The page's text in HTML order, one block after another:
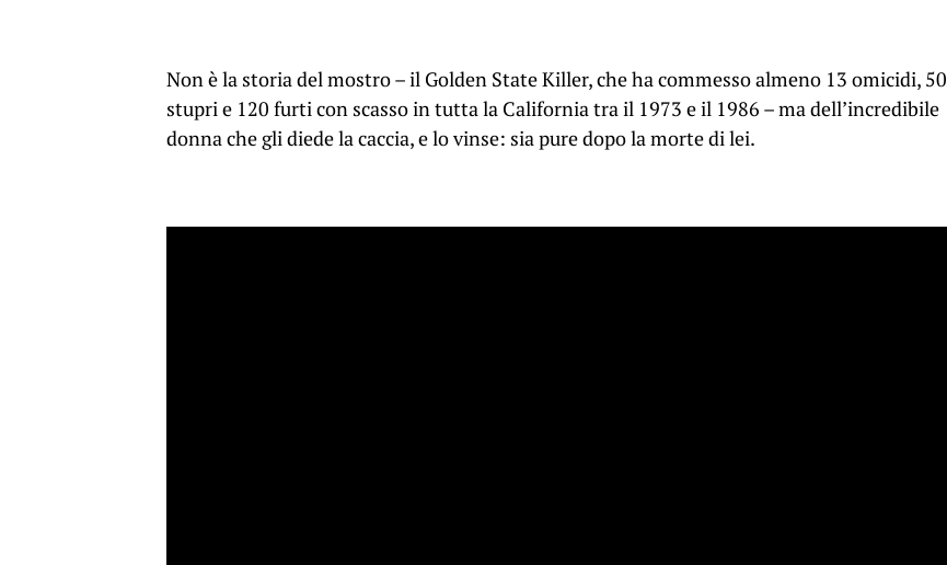
Non è la storia del mostro – il Golden State Killer, che ha commesso almeno 13 omicidi, 50
stupri e 120 furti con scasso in tutta la California tra il 1973 e il 1986 – ma dell’incredibile
donna che gli diede la caccia, e lo vinse: sia pure dopo la morte di lei.